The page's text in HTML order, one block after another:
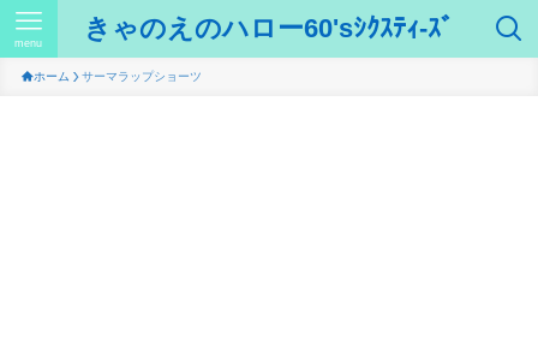
きゃのえのハロー60'sｼｸｽﾃｨ-ｽﾞ
menu
ホーム サーマラップショーツ